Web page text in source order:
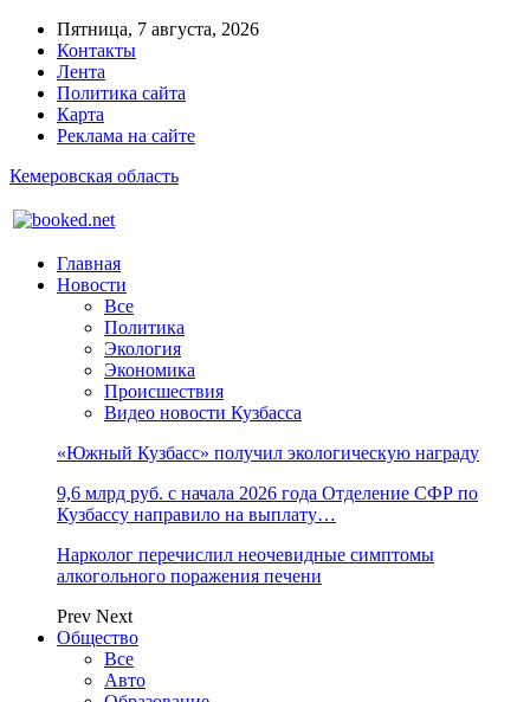
Пятница, 7 августа, 2026
Контакты
Лента
Политика сайта
Карта
Реклама на сайте
Кемеровская область
Главная
Новости
Все
Политика
Экология
Экономика
Происшествия
Видео новости Кузбасса
«Южный Кузбасс» получил экологическую награду
9,6 млрд руб. с начала 2026 года Отделение СФР по
Кузбассу направило на выплату…
Нарколог перечислил неочевидные симптомы
алкогольного поражения печени
Prev Next
Общество
Все
Авто